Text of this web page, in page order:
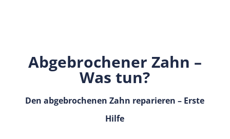
Abgebrochener Zahn –
Was tun?
Den abgebrochenen Zahn reparieren – Erste
Hilfe